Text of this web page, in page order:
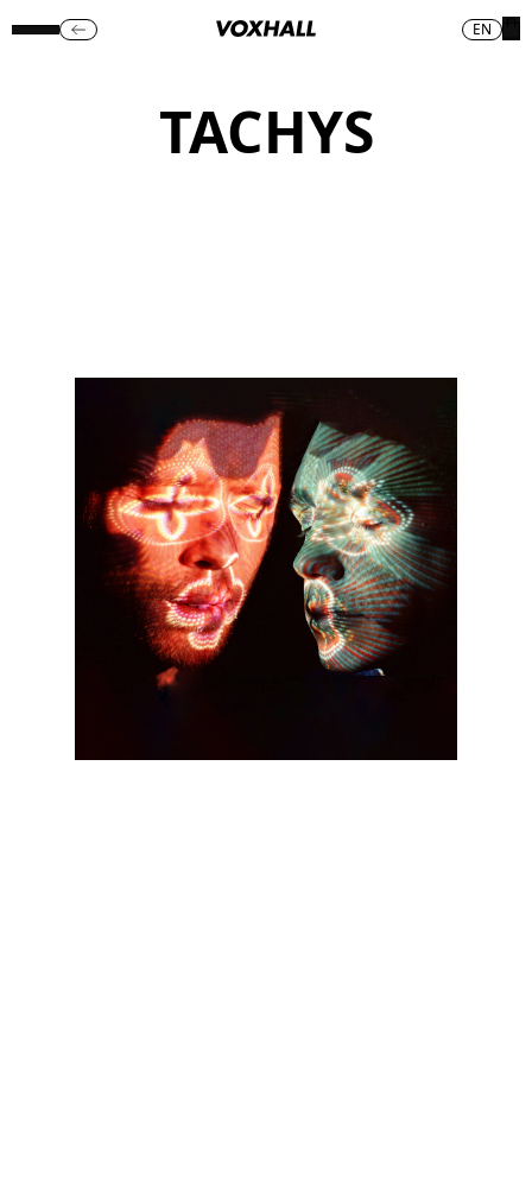
EN
TACHYS